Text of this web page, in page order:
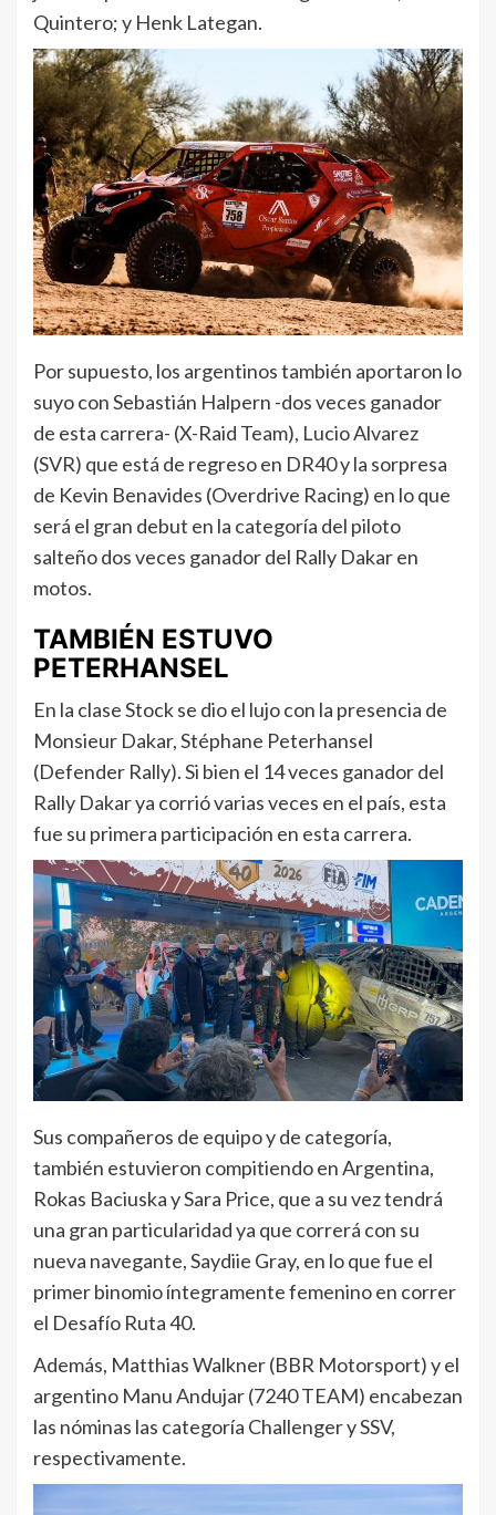
Quintero; y Henk Lategan.
Por supuesto, los argentinos también aportaron lo
suyo con Sebastián Halpern -dos veces ganador
de esta carrera- (X-Raid Team), Lucio Alvarez
(SVR) que está de regreso en DR40 y la sorpresa
de Kevin Benavides (Overdrive Racing) en lo que
será el gran debut en la categoría del piloto
salteño dos veces ganador del Rally Dakar en
motos.
TAMBIÉN ESTUVO
PETERHANSEL
En la clase Stock se dio el lujo con la presencia de
Monsieur Dakar, Stéphane Peterhansel
(Defender Rally). Si bien el 14 veces ganador del
Rally Dakar ya corrió varias veces en el país, esta
fue su primera participación en esta carrera.
Sus compañeros de equipo y de categoría,
también estuvieron compitiendo en Argentina,
Rokas Baciuska y Sara Price, que a su vez tendrá
una gran particularidad ya que correrá con su
nueva navegante, Saydiie Gray, en lo que fue el
primer binomio íntegramente femenino en correr
el Desafío Ruta 40.
Además, Matthias Walkner (BBR Motorsport) y el
argentino Manu Andujar (7240 TEAM) encabezan
las nóminas las categoría Challenger y SSV,
respectivamente.